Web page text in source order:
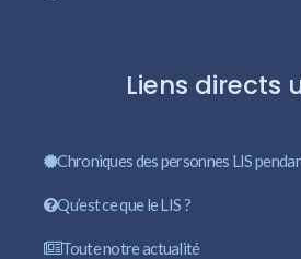
Liens directs
Chroniques des personnes LIS
Qu’est ce que le LIS ?
Toute notre actualité